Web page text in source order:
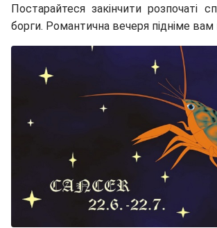
Постарайтеся закінчити розпочаті
борги. Романтична вечеря підніме вам